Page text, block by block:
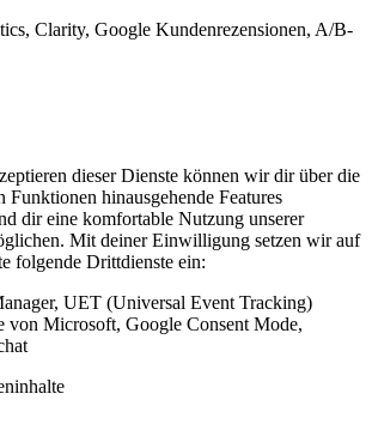
Clarity, Google Kundenrezensionen, A/B-
dieser Dienste können wir dir über die
Funktionen hinausgehende Features
dir eine komfortable Nutzung unserer
Mit deiner Einwilligung setzen wir auf
folgende Drittdienste ein:
UET (Universal Event Tracking)
von Microsoft, Google Consent Mode,